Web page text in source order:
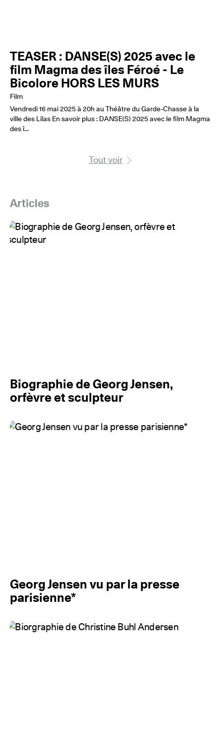
TEASER : DANSE(S) 2025 avec le
film Magma des îles Féroé - Le
Bicolore HORS LES MURS
Film
Vendredi 16 mai 2025 à 20h au Théâtre du Garde-Chasse à la
ville des Lilas En savoir plus : DANSE(S) 2025 avec le film Magma
des î...
Tout voir
Articles
Biographie de Georg Jensen,
orfèvre et sculpteur
Georg Jensen vu par la presse
parisienne*